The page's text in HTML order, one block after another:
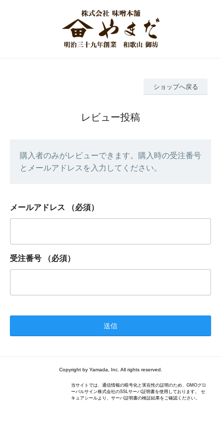
ショップへ戻る
レビュー投稿
購入者のみがレビューできます。購入時の受注番号
とメールアドレスを入力してください。
メールアドレス （必須）
受注番号 （必須）
Copyright by Yamada, Inc. All rights reserved.
当サイトでは、通信情報の暗号化と実在性の証明のため、GMOグロ
ーバルサイン株式会社のSSLサーバ証明書を使用しております。 セ
キュアシールより、サーバ証明書の検証結果をご確認ください。